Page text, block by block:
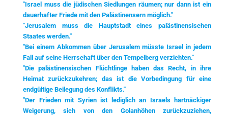
"Israel muss die jüdischen Siedlungen räumen; nur dann ist ein
dauerhafter Friede mit den Palästinensern möglich."
"Jerusalem muss die Hauptstadt eines palästinensischen
Staates werden."
"Bei einem Abkommen über Jerusalem müsste Israel in jedem
Fall auf seine Herrschaft über den Tempelberg verzichten."
"Die palästinensischen Flüchtlinge haben das Recht, in ihre
Heimat zurückzukehren; das ist die Vorbedingung für eine
endgültige Beilegung des Konflikts."
"Der Frieden mit Syrien ist lediglich an Israels hartnäckiger
Weigerung, sich von den Golanhöhen zurückzuziehen,